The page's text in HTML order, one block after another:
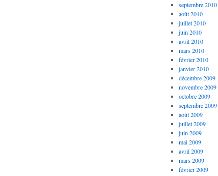
septembre 2010
août 2010
juillet 2010
juin 2010
avril 2010
mars 2010
février 2010
janvier 2010
décembre 2009
novembre 2009
octobre 2009
septembre 2009
août 2009
juillet 2009
juin 2009
mai 2009
avril 2009
mars 2009
février 2009